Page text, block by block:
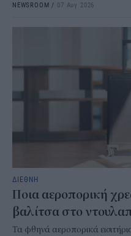
NEWSROOM / 07 Αυγ 2026
ΔΙΕΘΝΗ
Ποια αεροπορική
βαλίτσα στο
Τα φθηνά αεροπορικά